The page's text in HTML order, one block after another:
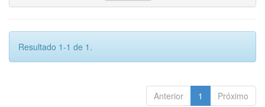
Resultado 1-1 de 1.
Anterior 1 Próximo